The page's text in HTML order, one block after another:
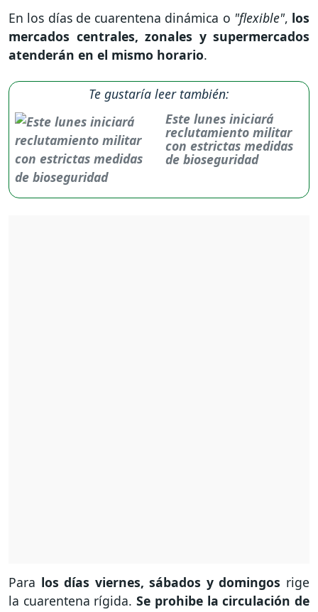
En los días de cuarentena dinámica o "flexible", los
mercados centrales, zonales y supermercados
atenderán en el mismo horario.
Te gustaría leer también:
Este lunes iniciará
reclutamiento militar
con estrictas medidas
de bioseguridad
Para los días viernes, sábados y domingos rige
la cuarentena rígida.Se prohibe la circulación de